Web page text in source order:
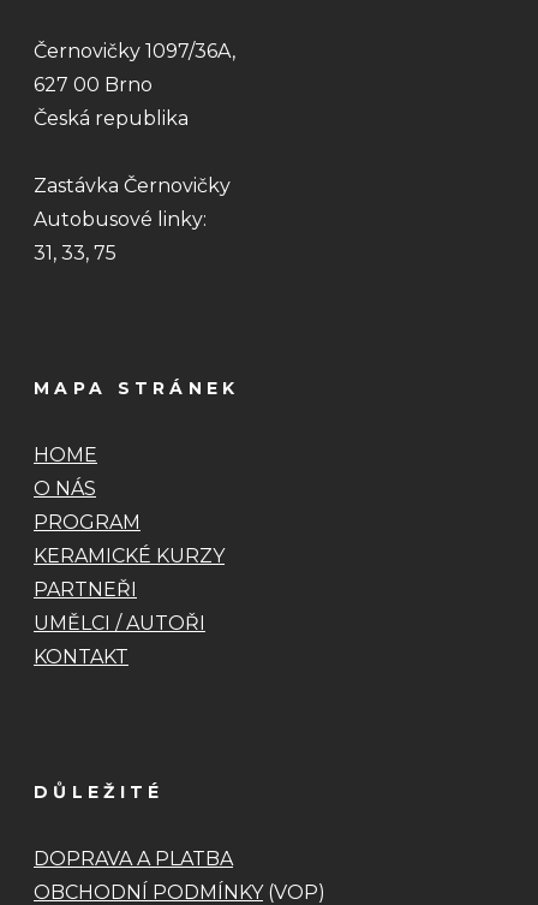
Černovičky 1097/36A,
627 00 Brno
Česká republika
Zastávka Černovičky
Autobusové linky:
31, 33, 75
MAPA STRÁNEK
HOME
O NÁS
PROGRAM
KERAMICKÉ KURZY
PARTNEŘI
UMĚLCI / AUTOŘI
KONTAKT
DŮLEŽITÉ
DOPRAVA A PLATBA
OBCHODNÍ PODMÍNKY(VOP)